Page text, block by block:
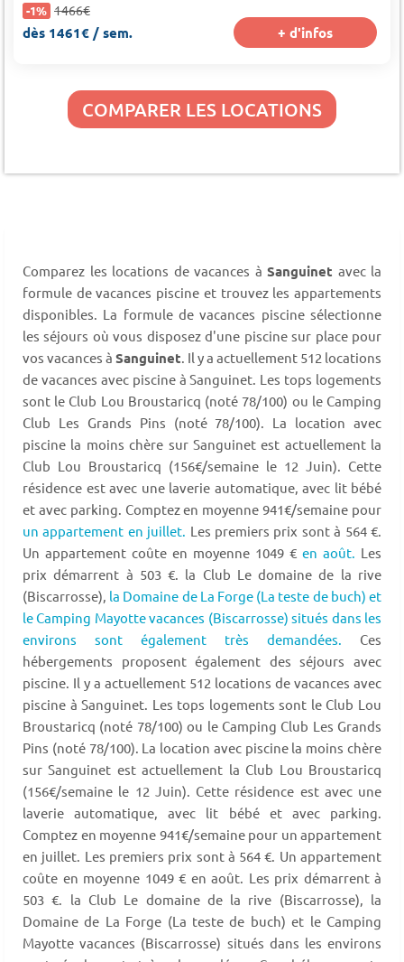
-1% 1466€
dès 1461€ / sem. + d'infos
COMPARER LES LOCATIONS
Comparez les locations de vacances à Sanguinet avec la
formule de vacances piscine et trouvez les appartements
disponibles. La formule de vacances piscine sélectionne
les séjours où vous disposez d'une piscine sur place pour
vos vacances à Sanguinet. Il y a actuellement 512 locations
de vacances avec piscine à Sanguinet. Les tops logements
sont le Club Lou Broustaricq (noté 78/100) ou le Camping
Club Les Grands Pins (noté 78/100). La location avec
piscine la moins chère sur Sanguinet est actuellement la
Club Lou Broustaricq (156€/semaine le 12 Juin). Cette
résidence est avec une laverie automatique, avec lit bébé
et avec parking. Comptez en moyenne 941€/semaine pour
un appartement en juillet. Les premiers prix sont à 564 €.
Un appartement coûte en moyenne 1049 € en août. Les
prix démarrent à 503 €. la Club Le domaine de la rive
(Biscarrosse), la Domaine de La Forge (La teste de buch) et
le Camping Mayotte vacances (Biscarrosse) situés dans les
environs sont également très demandées. Ces
hébergements proposent également des séjours avec
piscine. Il y a actuellement 512 locations de vacances avec
piscine à Sanguinet. Les tops logements sont le Club Lou
Broustaricq (noté 78/100) ou le Camping Club Les Grands
Pins (noté 78/100). La location avec piscine la moins chère
sur Sanguinet est actuellement la Club Lou Broustaricq
(156€/semaine le 12 Juin). Cette résidence est avec une
laverie automatique, avec lit bébé et avec parking.
Comptez en moyenne 941€/semaine pour un appartement
en juillet. Les premiers prix sont à 564 €. Un appartement
coûte en moyenne 1049 € en août. Les prix démarrent à
503 €. la Club Le domaine de la rive (Biscarrosse), la
Domaine de La Forge (La teste de buch) et le Camping
Mayotte vacances (Biscarrosse) situés dans les environs